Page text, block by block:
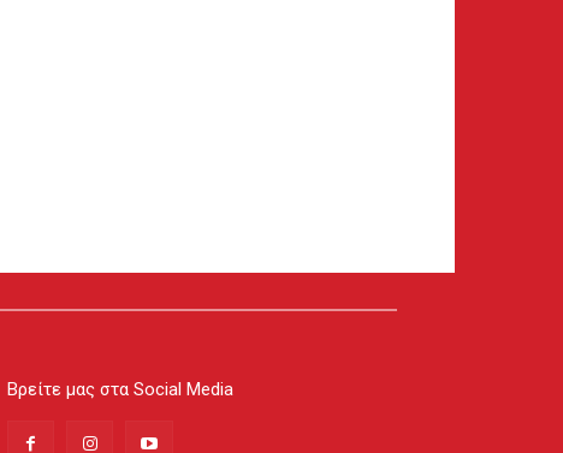
Βρείτε μας στα Social Media